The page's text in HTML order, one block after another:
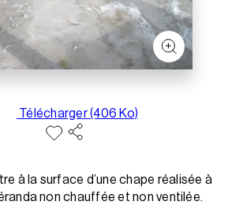
Télécharger (406 Ko)
à la surface d’une chape réalisée à
non chauffée et non ventilée.